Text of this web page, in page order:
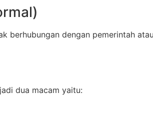
berhubungan dengan pemerintah
dua macam yaitu: